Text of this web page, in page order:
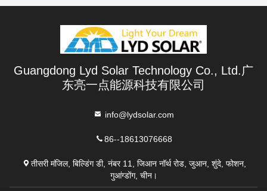
Guangdong Lyd Solar Technology Co., Ltd.广
东亮一点能源科技有限公司
info@lydsolar.com
86--18613076668
तीसरी मंजिल, बिल्डिंग डी, नंबर 11, जिआन नॉर्थ रोड, जुआन, शुंदे, फोशन,
गुआंग्डोंग, चीन।